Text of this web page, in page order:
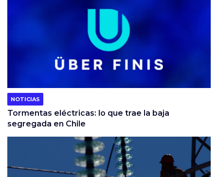
NOTICIAS
Tormentas eléctricas: lo que trae la baja
segregada en Chile